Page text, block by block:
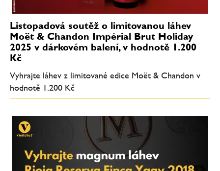
Listopadová soutěž o limitovanou láhev
Moët & Chandon Impérial Brut Holiday
2025 v dárkovém balení, v hodnotě 1.200
Kč
Vyhrajte láhev z limitované edice Moët & Chandon v
hodnotě 1.200 Kč